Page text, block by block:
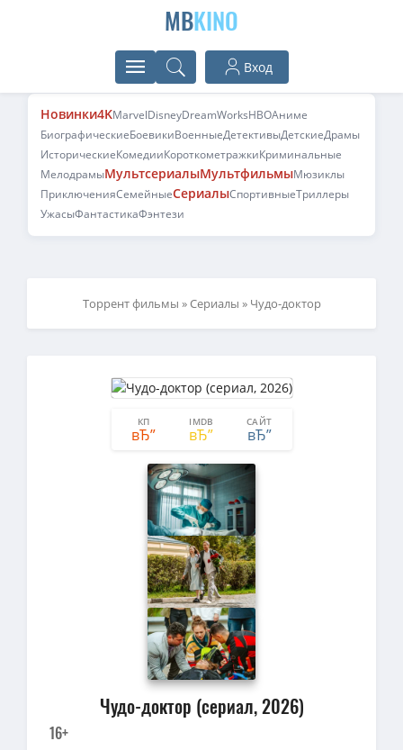
MBKINO
Вход
Новинки4KMarvelDisneyDreamWorksHBOАниме
БиографическиеБоевикиВоенныеДетективыДетскиеДрамы
ИсторическиеКомедииКороткометражкиКриминальные
МелодрамыМультсериалыМультфильмыМюзиклы
ПриключенияСемейныеСериалыСпортивныеТриллеры
УжасыФантастикаФэнтези
Торрент фильмы »Сериалы » Чудо-доктор
КП IMDB САЙТ
00
Чудо-доктор (сериал, 2026)
16+